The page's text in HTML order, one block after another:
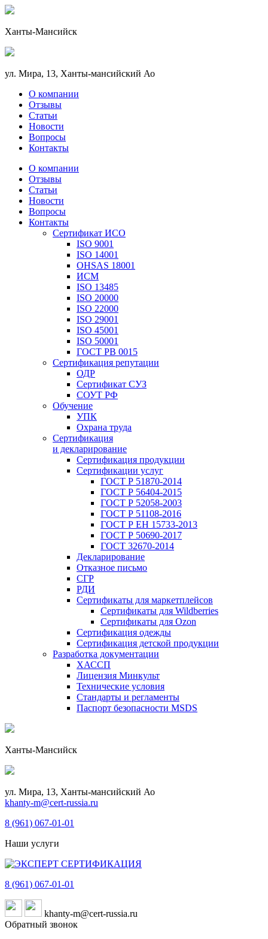
Ханты-Мансийск
ул. Мира, 13, Ханты-мансийский Ао
О компании
Отзывы
Статьи
Новости
Вопросы
Контакты
О компании
Отзывы
Статьи
Новости
Вопросы
Контакты
Сертификат ИСО
ISO 9001
ISO 14001
OHSAS 18001
ИСМ
ISO 13485
ISO 20000
ISO 22000
ISO 29001
ISO 45001
ISO 50001
ГОСТ РВ 0015
Сертификация репутации
ОДР
Сертификат СУЗ
СОУТ РФ
Обучение
УПК
Охрана труда
Сертификация
и декларирование
Сертификация продукции
Сертификации услуг
ГОСТ Р 51870-2014
ГОСТ Р 56404-2015
ГОСТ Р 52058-2003
ГОСТ Р 51108-2016
ГОСТ Р ЕН 15733-2013
ГОСТ Р 50690-2017
ГОСТ 32670-2014
Декларирование
Отказное письмо
СГР
РДИ
Сертификаты для маркетплейсов
Сертификаты для Wildberries
Сертификаты для Ozon
Сертификация одежды
Сертификация детской продукции
Разработка документации
ХАССП
Лицензия Минкульт
Технические условия
Стандарты и регламенты
Паспорт безопасности MSDS
Ханты-Мансийск
ул. Мира, 13, Ханты-мансийский Ао
khanty-m@cert-russia.ru
8 (961) 067-01-01
Наши услуги
8 (961) 067-01-01
khanty-m@cert-russia.ru
Обратный звонок